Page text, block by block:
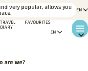
very popular, allows you
TRAVEL
DIARY
FAVOURITES
are we?